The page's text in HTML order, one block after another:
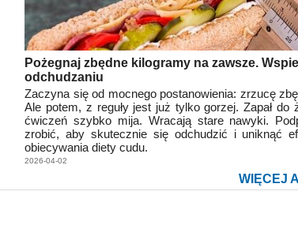
Pożegnaj zbędne kilogramy na zawsze.
odchudzaniu
Zaczyna się od mocnego postanowienia: zrzucę
Ale potem, z reguły jest już tylko gorzej. Zapał do
ćwiczeń szybko mija. Wracają stare nawyki.
zrobić, aby skutecznie się odchudzić i uniknąć
obiecywania diety cudu.
2026-04-02
WIĘCEJ